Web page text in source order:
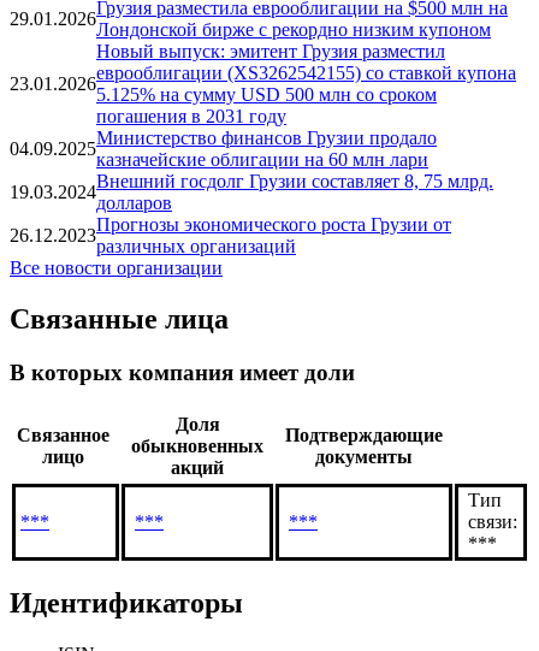
Новости
Грузия разместила еврооблигации на $500 млн на
Лондонской бирже с рекордно низким купоном
Новый выпуск: эмитент Грузия разместил
еврооблигации (XS3262542155) со ставкой купона
5.125% на сумму USD 500 млн со сроком
погашения в 2031 году
04.09.2025
Министерство финансов Грузии продало
казначейские облигации на 60 млн лари
19.03.2024
Внешний госдолг Грузии составляет 8, 75 млрд.
26.12.2023
различных организаций
В которых компания имеет доли
Связанное
обыкновенных
Подтверждающие
*** ***